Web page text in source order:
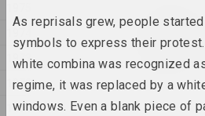
1973
1972
1971
Алла
W
słuchała
2025,
Антон
As reprisals grew, people
symbols to express their
white combina was recognized
regime, it was replaced by a
windows. Even a blank piece of